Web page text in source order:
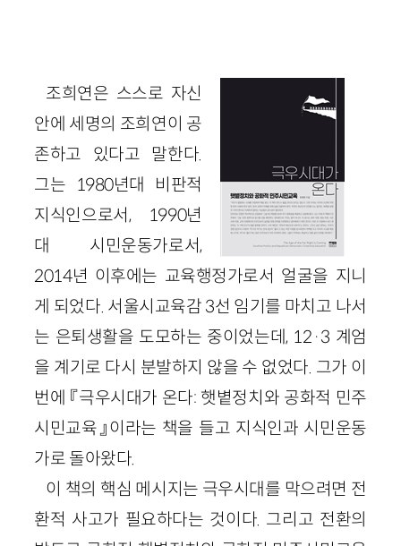
조희연은 스스로 자신
안에 세명의 조희연이 공
존하고 있다고 말한다.
그는 1980년대 비판적
지식인으로서, 1990년
대 시민운동가로서,
2014년 이후에는 교육행정가로서 얼굴을 지니
게 되었다. 서울시교육감 3선 임기를 마치고 나서
는 은퇴생활을 도모하는 중이었는데, 12·3 계엄
을 계기로 다시 분발하지 않을 수 없었다. 그가 이
번에 『극우시대가 온다: 햇볕정치와 공화적 민주
시민교육』이라는 책을 들고 지식인과 시민운동
가로 돌아왔다.
이 책의 핵심 메시지는 극우시대를 막으려면 전
환적 사고가 필요하다는 것이다. 그리고 전환의